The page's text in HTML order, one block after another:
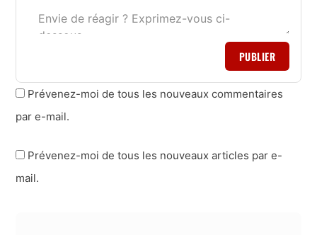
PUBLIER
Prévenez-moi de tous les nouveaux commentaires
par e-mail.
Prévenez-moi de tous les nouveaux articles par e-
mail.